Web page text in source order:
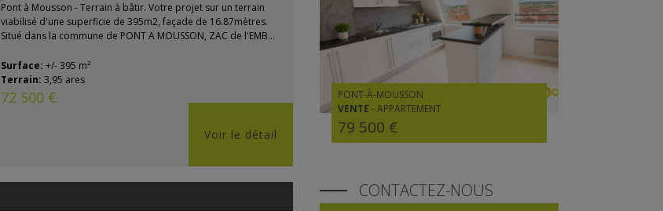
Pont à Mousson - Terrain à bâtir. Votre projet sur un terrain
viabilisé d'une superficie de 395m2, façade de 16.87mètres.
Situé dans la commune de PONT A MOUSSON, ZAC de l'EMB...
Surface: +/- 395 m²
Terrain: 3,95 ares
72 500 €
Voir le détail
PONT-À-MOUSSON
VENTE - APPARTEMENT
79 500 €
CONTACTEZ-NOUS